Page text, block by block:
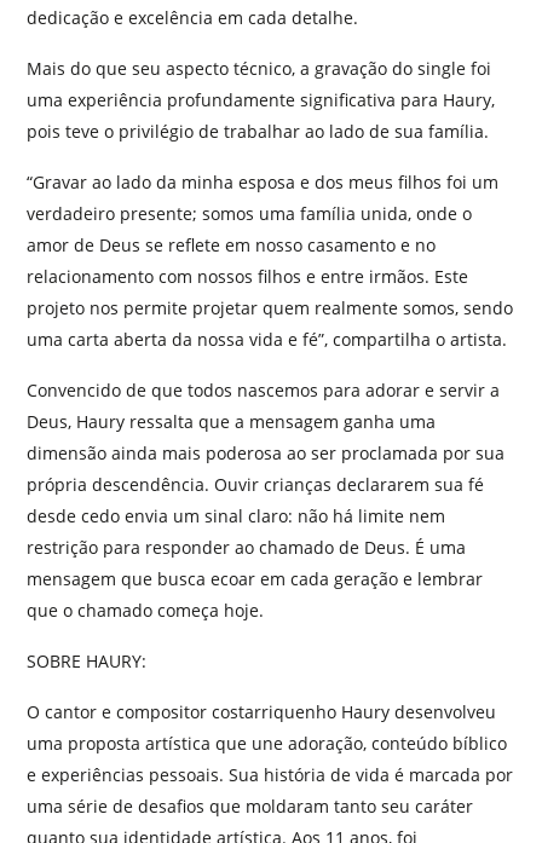
dedicação e excelência em cada detalhe.
Mais do que seu aspecto técnico, a gravação do single foi
uma experiência profundamente significativa para Haury,
pois teve o privilégio de trabalhar ao lado de sua família.
“Gravar ao lado da minha esposa e dos meus filhos foi um
verdadeiro presente; somos uma família unida, onde o
amor de Deus se reflete em nosso casamento e no
relacionamento com nossos filhos e entre irmãos. Este
projeto nos permite projetar quem realmente somos, sendo
uma carta aberta da nossa vida e fé”, compartilha o artista.
Convencido de que todos nascemos para adorar e servir a
Deus, Haury ressalta que a mensagem ganha uma
dimensão ainda mais poderosa ao ser proclamada por sua
própria descendência. Ouvir crianças declararem sua fé
desde cedo envia um sinal claro: não há limite nem
restrição para responder ao chamado de Deus. É uma
mensagem que busca ecoar em cada geração e lembrar
que o chamado começa hoje.
SOBRE HAURY:
O cantor e compositor costarriquenho Haury desenvolveu
uma proposta artística que une adoração, conteúdo bíblico
e experiências pessoais. Sua história de vida é marcada por
uma série de desafios que moldaram tanto seu caráter
quanto sua identidade artística. Aos 11 anos, foi